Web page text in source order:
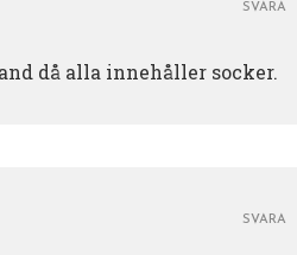
då alla innehåller socker.
SVARA
SVARA